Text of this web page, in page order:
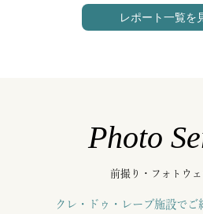
レポート一覧を
Photo
前撮り・フォトウ
クレ・ドゥ・レーブ施設でご